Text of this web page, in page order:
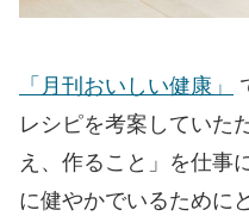
「月刊おいしい健康」
レシピを考案していた
え、作ること」を仕事
に健やかでいるために